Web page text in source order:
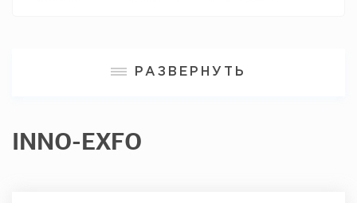
РАЗВЕРНУТЬ
INNO-EXFO